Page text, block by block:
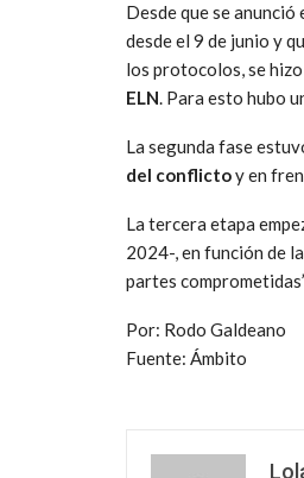
Desde que se
desde el 9 de junio y
los protocolos, se
ELN. Para esto hubo
La segunda fase
del conflictoy en
La tercera etapa
2024-, en función de
partes
Por: Rodo Galdeano
Fuente: Ámbito